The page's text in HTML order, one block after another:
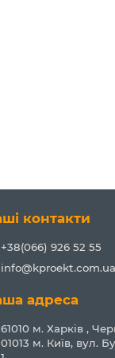
контакти
+38(066) 926 52 55
info@kproekt.com.ua
адреса
61010 м. Харків ,
01013 м. Київ, вул.